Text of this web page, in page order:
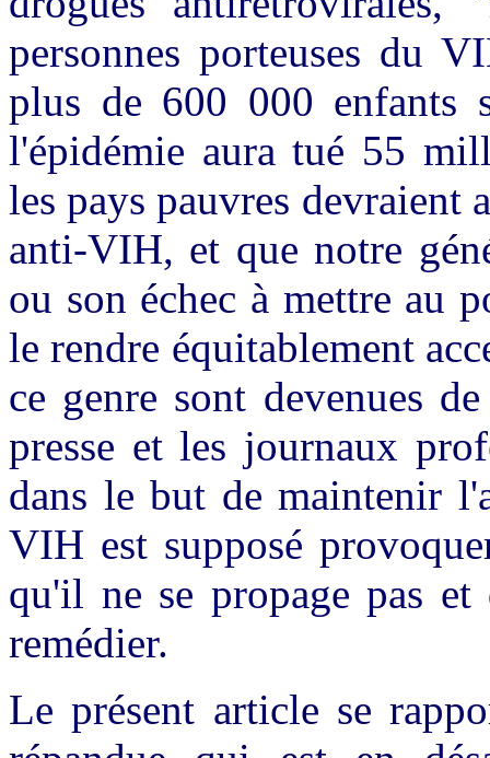
personnes porteuses du
plus de 600 000 enfants
l'épidémie aura tué 55
les pays pauvres devraient
anti-VIH, et que notre
ou son échec à mettre au
le rendre équitablement
ce genre sont devenues
presse et les journaux
dans le but de maintenir
VIH est supposé
qu'il ne se propage pas et
remédier.
Le présent article se